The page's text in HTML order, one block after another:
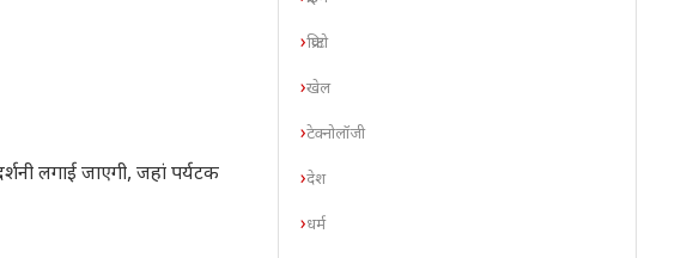
लगाई जाएगी, जहां पर्यटक
क्रिप्टो
खेल
टेक्नोलॉजी
देश
धर्म